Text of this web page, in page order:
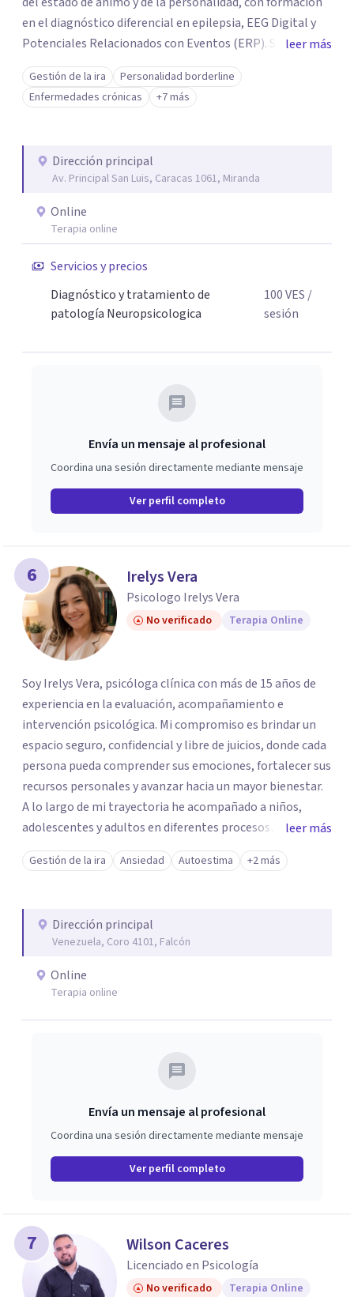
en el diagnóstico diferencial en epilepsia, EEG Digital y
Potenciales Relacionados con Eventos (ERP). Sirvió
como Jefe de la Cátedra y Profesor de Neurociencias
Cognitivas en Universidad Católica Andrés Bello, Profesor
de Neurociencias en Universidad Metropolitana.
leer más
Gestión de la ira
Personalidad borderline
Enfermedades crónicas
+7 más
Dirección principal
Av. Principal San Luis, Caracas 1061, Miranda
Online
Terapia online
Servicios y precios
Diagnóstico y tratamiento de
patología Neuropsicologica
100VES /
sesión
Envía un mensaje al profesional
Coordina una sesión directamente mediante mensaje
Ver perfil completo
6 Irelys Vera
Psicologo Irelys Vera
No verificado Terapia Online
Soy Irelys Vera, psicóloga clínica con más de 15 años de
experiencia en la evaluación, acompañamiento e
intervención psicológica. Mi compromiso es brindar un
espacio seguro, confidencial y libre de juicios, donde cada
persona pueda comprender sus emociones, fortalecer sus
recursos personales y avanzar hacia un mayor bienestar.
A lo largo de mi trayectoria he acompañado a niños,
adolescentes y adultos en diferentes procesos
emocionales. Actualmente realizo consultas
psicológicas en modalidad online, ofreciendo un servicio
necesidades de cada paciente.
leer más
Gestión de la ira Ansiedad Autoestima +2 más
Dirección principal
Venezuela, Coro 4101, Falcón
Online
Terapia online
Envía un mensaje al profesional
Coordina una sesión directamente mediante mensaje
Ver perfil completo
7 Wilson Caceres
Licenciado en Psicología
No verificado Terapia Online